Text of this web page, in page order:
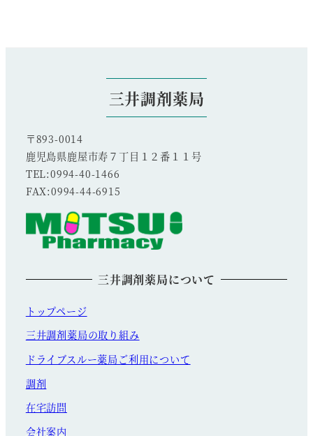
三井調剤薬局
〒893-0014
鹿児島県鹿屋市寿７丁目１２番１１号
TEL:0994-40-1466
FAX:0994-44-6915
三井調剤薬局について
トップページ
三井調剤薬局の取り組み
ドライブスルー薬局ご利用について
調剤
在宅訪問
会社案内